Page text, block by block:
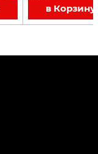
в Корзину